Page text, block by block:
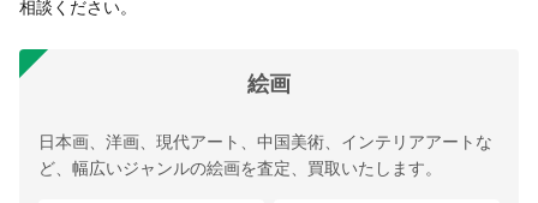
相談ください。
絵画
日本画、洋画、現代アート、中国美術、インテリアアートな
ど、幅広いジャンルの絵画を査定、買取いたします。